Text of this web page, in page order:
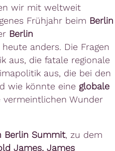
wir mit weltweit
Frühjahr beim Berlin
Berlin
anders. Die Fragen
aus, die fatale regionale
aus, die bei den
wie könnte eine globale
Wunder
Berlin Summit, zu dem
James, James